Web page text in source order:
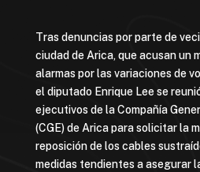
Tras denuncias por parte de
ciudad de Arica, que acusan un
alarmas por las variaciones de
el diputado Enrique Lee se
ejecutivos de la Compañía
(CGE) de Arica para solicitar la
reposición de los cables
medidas tendientes a asegurar